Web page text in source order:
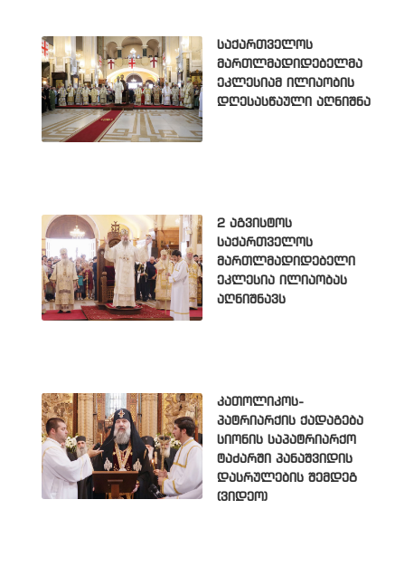
საქართველოს
მართლმადიდებელმა
ეკლესიამ ილიაობის
დღესასწაული აღნიშნა
2 აგვისტოს
საქართველოს
მართლმადიდებელი
ეკლესია ილიაობას
აღნიშნავს
კათოლიკოს-
პატრიარქის ქადაგება
სიონის საპატრიარქო
ტაძარში პანაშვიდის
დასრულების შემდეგ
(ვიდეო)